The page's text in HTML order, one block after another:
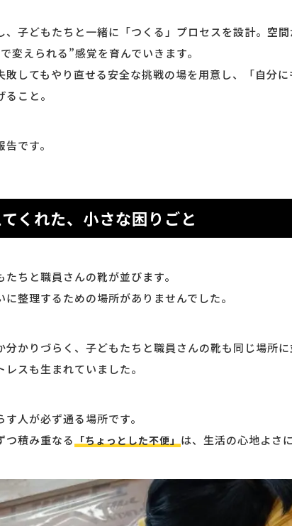
、子どもたちと一緒に「つくる」プロセスを設計。空
変えられる”感覚を育んでいきます。
敗してもやり直せる安全な挑戦の場を用意し、「自分
こと。
です。
くれた、小さな困りごと
ちと職員さんの靴が並びます。
整理するための場所がありませんでした。
分かりづらく、子どもたちと職員さんの靴も同じ場所
スも生まれていました。
人が必ず通る場所です。
つ積み重なる「ちょっとした不便」は、生活の心地よさ